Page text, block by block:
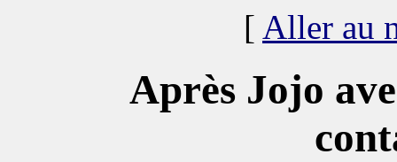
[ Aller au
Après Jojo